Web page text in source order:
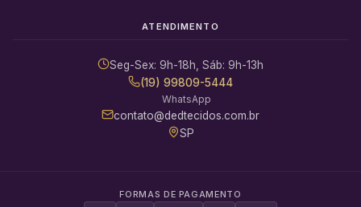
ATENDIMENTO
Seg-Sex: 9h-18h, Sáb: 9h-13h
(19) 99809-5444
WhatsApp
contato@dedtecidos.com.br
SP
FORMAS DE PAGAMENTO